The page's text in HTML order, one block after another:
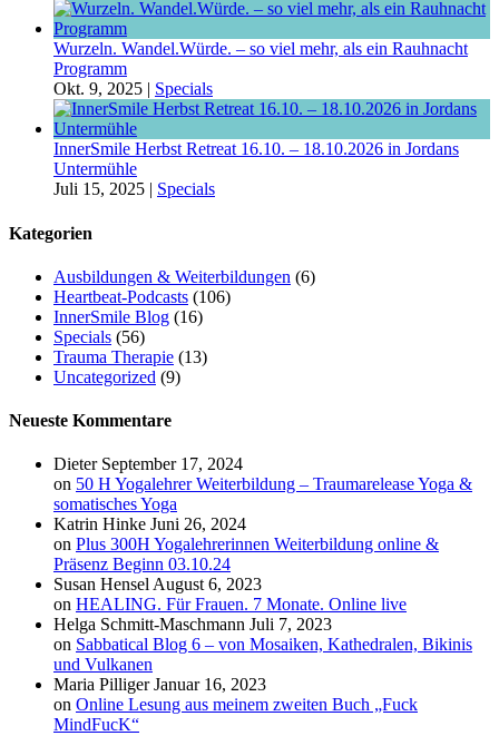
Wurzeln. Wandel.Würde. – so viel mehr, als ein Rauhnacht
Programm
Okt. 9, 2025 | Specials
InnerSmile Herbst Retreat 16.10. – 18.10.2026 in Jordans
Untermühle
Juli 15, 2025 | Specials
Kategorien
Ausbildungen & Weiterbildungen (6)
Heartbeat-Podcasts (106)
InnerSmile Blog (16)
Specials (56)
Trauma Therapie (13)
Uncategorized (9)
Neueste Kommentare
Dieter September 17, 2024
on 50 H Yogalehrer Weiterbildung – Traumarelease Yoga &
somatisches Yoga
Katrin Hinke Juni 26, 2024
on Plus 300H Yogalehrerinnen Weiterbildung online &
Präsenz Beginn 03.10.24
Susan HenselAugust 6, 2023
on HEALING. Für Frauen. 7 Monate. Online live
Helga Schmitt-Maschmann Juli 7, 2023
on Sabbatical Blog 6 – von Mosaiken, Kathedralen, Bikinis
und Vulkanen
Maria Pilliger Januar 16, 2023
on Online Lesung aus meinem zweiten Buch „Fuck
MindFucK“